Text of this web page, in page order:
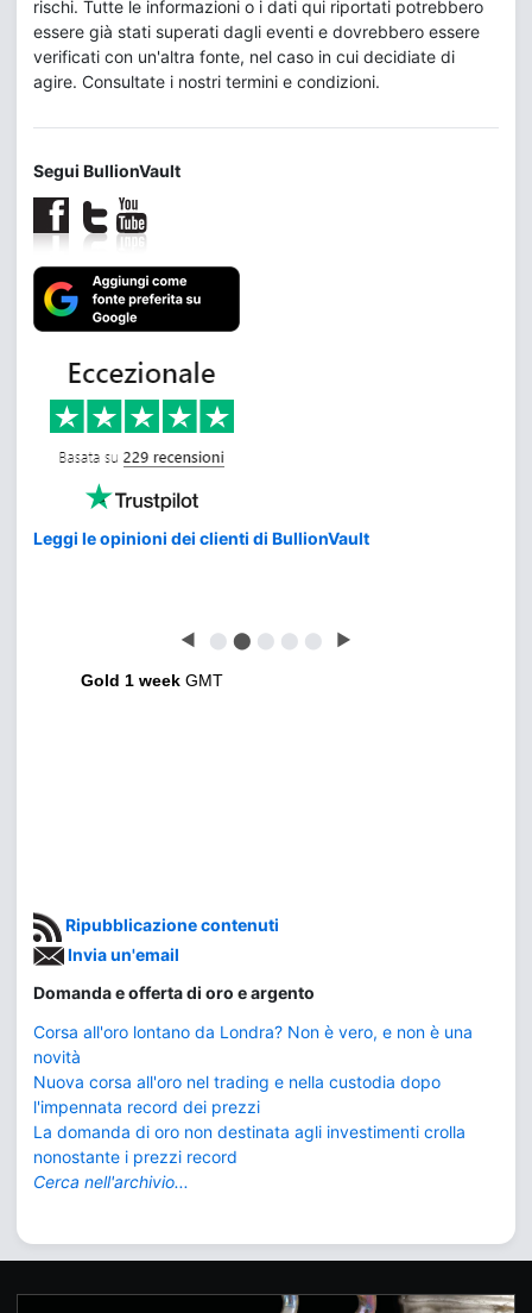
rischi. Tutte le informazioni o i dati qui riportati potrebbero
essere già stati superati dagli eventi e dovrebbero essere
verificati con un'altra fonte, nel caso in cui decidiate di
agire. Consultate i nostri termini e condizioni.
Segui BullionVault
Leggi le opinioni dei clienti di BullionVault
◀ ⬤ ⬤ ⬤ ⬤ ⬤ ▶
Gold 1 week GMT
Ripubblicazione contenuti
Invia un'email
Domanda e offerta di oro e argento
Corsa all'oro lontano da Londra? Non è vero, e non è una
novità
Nuova corsa all'oro nel trading e nella custodia dopo
l'impennata record dei prezzi
La domanda di oro non destinata agli investimenti crolla
nonostante i prezzi record
Cerca nell'archivio...